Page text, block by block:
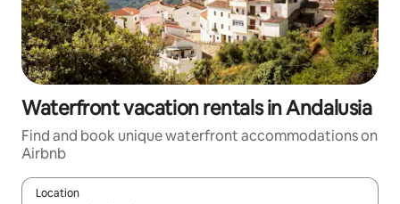
Waterfront vacation rentals in Andalusia
Find and book unique waterfront accommodations on
Airbnb
Location